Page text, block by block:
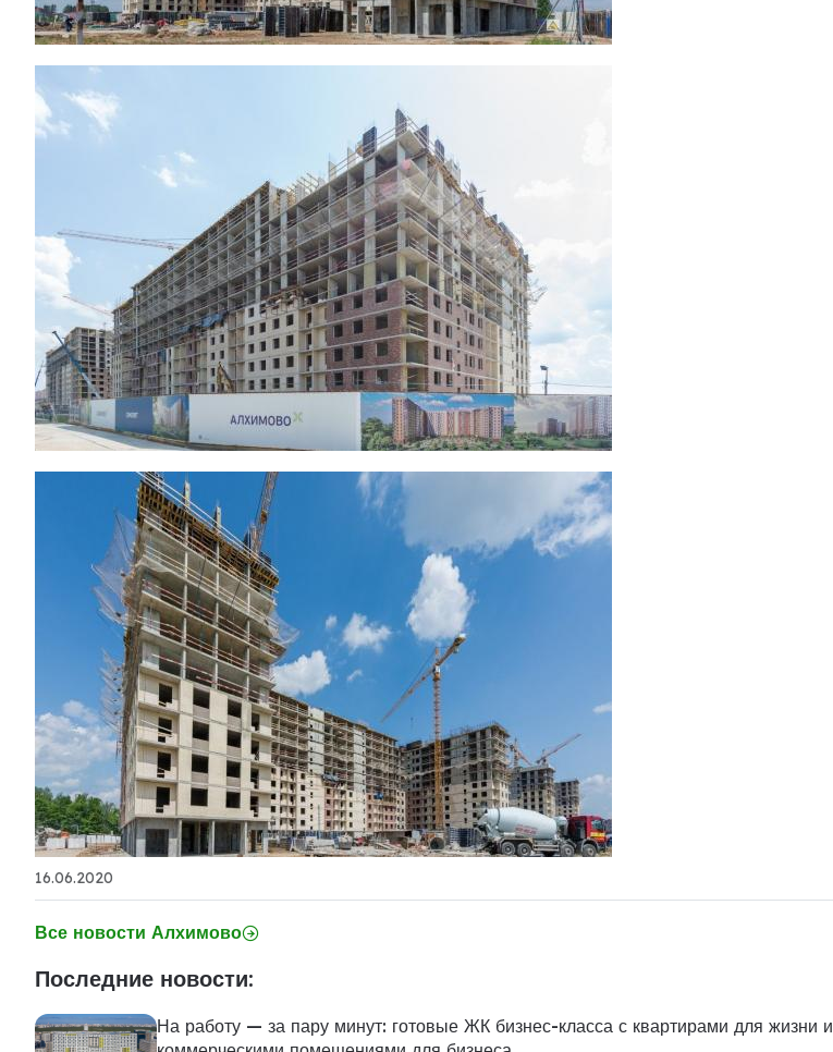
16.06.2020
Все новости Алхимово
Последние новости:
На работу — за пару минут: готовые ЖК бизнес-класса с квартирами для жизни и